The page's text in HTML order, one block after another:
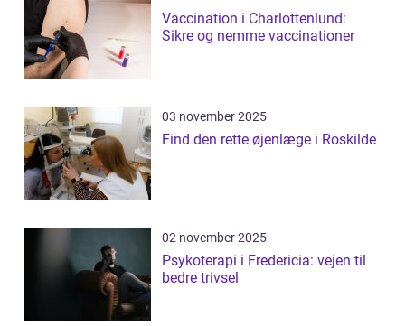
Vaccination i Charlottenlund:
Sikre og nemme vaccinationer
03 november 2025
Find den rette øjenlæge i Roskilde
02 november 2025
Psykoterapi i Fredericia: vejen til
bedre trivsel